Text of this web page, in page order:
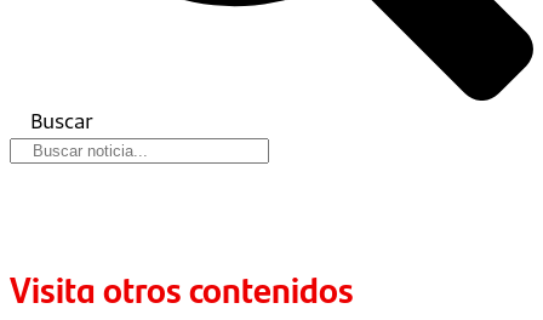
Buscar
Visita otros contenidos